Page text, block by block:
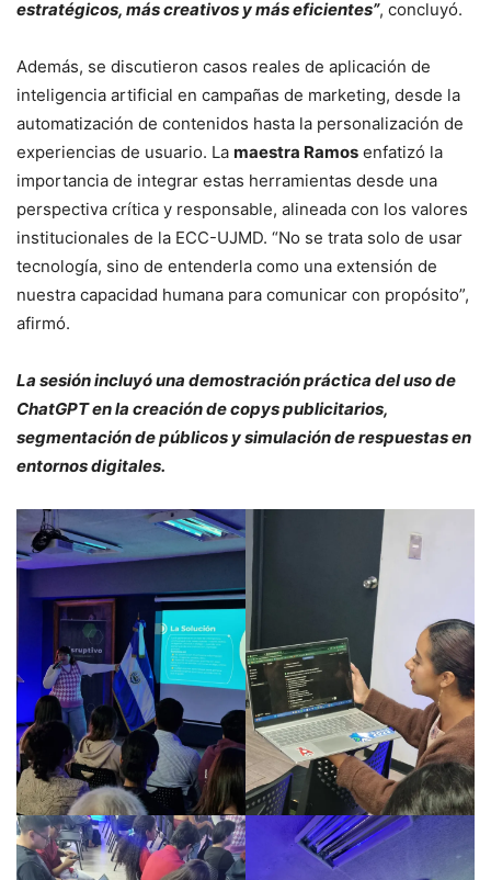
estratégicos, más creativos y más eficientes”, concluyó.
Además, se discutieron casos reales de aplicación de
inteligencia artificial en campañas de marketing, desde la
automatización de contenidos hasta la personalización de
experiencias de usuario. La maestra Ramos enfatizó la
importancia de integrar estas herramientas desde una
perspectiva crítica y responsable, alineada con los valores
institucionales de la ECC-UJMD. “No se trata solo de usar
tecnología, sino de entenderla como una extensión de
nuestra capacidad humana para comunicar con propósito”,
afirmó.
La sesión incluyó una demostración práctica del uso de
ChatGPT en la creación de copys publicitarios,
segmentación de públicos y simulación de respuestas en
entornos digitales.